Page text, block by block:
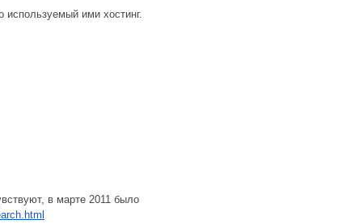
используемый ими хостинг.
в марте 2011 было